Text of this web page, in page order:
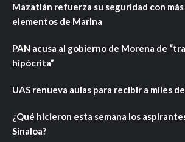
Mazatlán refuerza su seguridad con
elementos de Marina
PAN acusa al gobierno de Morena de
hipócrita”
UAS renueva aulas para recibir a miles
¿Qué hicieron esta semana los
Sinaloa?